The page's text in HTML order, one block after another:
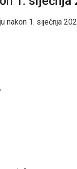
nakon 1. siječnja